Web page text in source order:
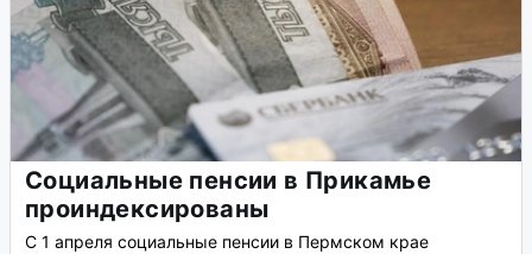
Социальные пенсии в Прикамье
проиндексированы
С 1 апреля социальные пенсии в Пермском крае